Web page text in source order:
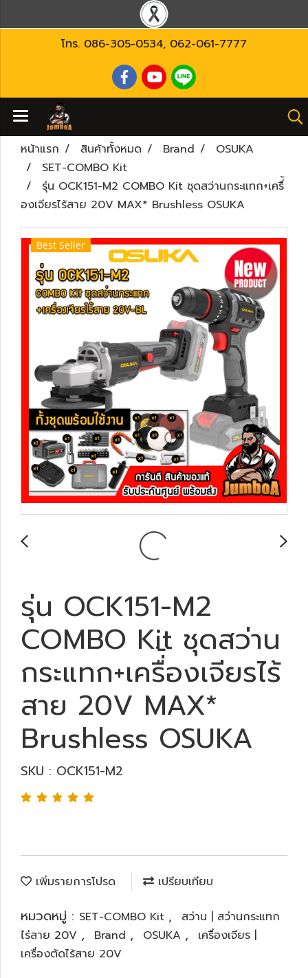
โทร. 086-305-0534, 062-061-7777
หน้าแรก สินค้าทั้งหมด Brand
OSUKA
SET-COMBO Kit
รุ่น OCK151-M2 COMBO Kit ชุดสว่านกระแทก+เครื่้
องเจียรไร้สาย 20V MAX* Brushless OSUKA
Best Seller
รุ่น OCK151-M2
COMBO Kit ชุดสว่าน
กระแทก+เครื่้องเจียรไร้
สาย 20V MAX*
Brushless OSUKA
SKU : OCK151-M2
เพิ่มรายการโปรด เปรียบเทียบ
หมวดหมู่ : SET-COMBO Kit ,
สว่าน | สว่านกระแทก
ไร่สาย 20V , Brand , OSUKA ,
เครื่องเจียร |
เครื่องตัดไร้สาย 20V